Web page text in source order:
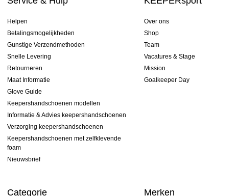
Helpen
Betalingsmogelijkheden
Gunstige Verzendmethoden
Snelle Levering
Retourneren
Maat Informatie
Glove Guide
Keepershandschoenen modellen
Informatie & Advies keepershandschoenen
Verzorging keepershandschoenen
Keepershandschoenen met zelfklevende
foam
Nieuwsbrief
Over ons
Shop
Team
Vacatures & Stage
Mission
Goalkeeper Day
Categorie Merken